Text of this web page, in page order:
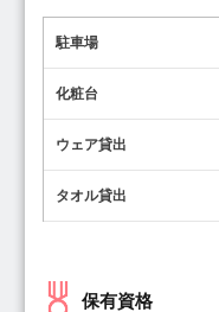
駐車場
化粧台
ウェア貸出
タオル貸出
保有資格